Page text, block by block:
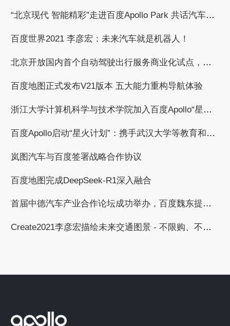
“北京现代 智能精彩”走进百度Apollo Park 共话汽车智能化发展浪潮
百度世界2021 李彦宏：未来汽车就是机器人！
北京开放国内首个自动驾驶出行服务商业化试点，百度获自动驾驶商业化收费试点许可
百度地图正式发布V21版本 五大能力重构导航体验
浙江大学计算机科学与技术学院加入百度Apollo“星火计划”，共建自动驾驶繁荣生态
百度Apollo启动“星火计划”：携手武汉大学等教育和科研机构，共建自动驾驶产学研用繁荣生态
岚图汽车与百度签署战略合作协议
百度地图完成DeepSeek-R1深入融合
首届中德汽车产业合作论坛成功举办，百度魏东提出与德国汽车工业合作的三个倡议
Create2021李彦宏描绘未来交通图景 - 不限购、不限行、无拥堵